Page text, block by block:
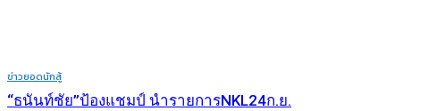
ข่าวยอดนักสู้
“ธนันท์ชัย”ป้องแชมป์ นำรายการNKL24ก.ย.